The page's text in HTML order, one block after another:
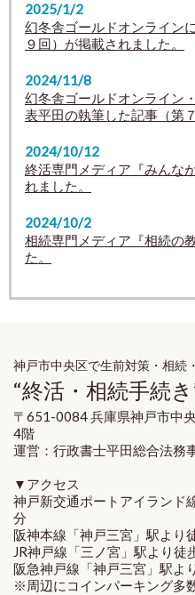
2025/1/2
幻冬舎ゴールドオンライン
９回）が掲載されました。
2024/11/8
幻冬舎ゴールドオンライン
表平田の執筆した記事（第
2024/10/12
終活専門メディア『みんな
れました。
2024/10/2
相続専門メディア『相続の
た。
神戸市中央区で生前対策・相続
“終活・相続手続
〒651-0084 兵庫県神戸市中
4階
運営：行政書士平田総合法務
▼アクセス
神戸新交通ポートアイランド
分
阪神本線「神戸三宮」駅より
JR神戸線「三ノ宮」駅より徒
阪急神戸線「神戸三宮」駅よ
※周辺にコインパーキング多